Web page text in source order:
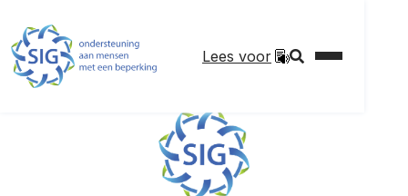
Lees voor